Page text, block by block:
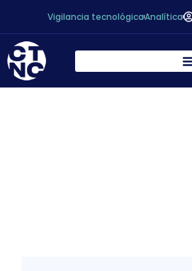
Vigilancia tecnológicaAnalítica